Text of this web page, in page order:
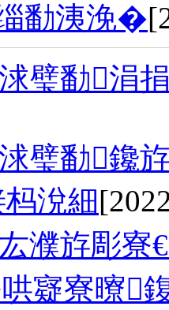
勫洟浼�
璧勫涓
璧勫鑱
涗細
濮斿彫寮
寲寮曢